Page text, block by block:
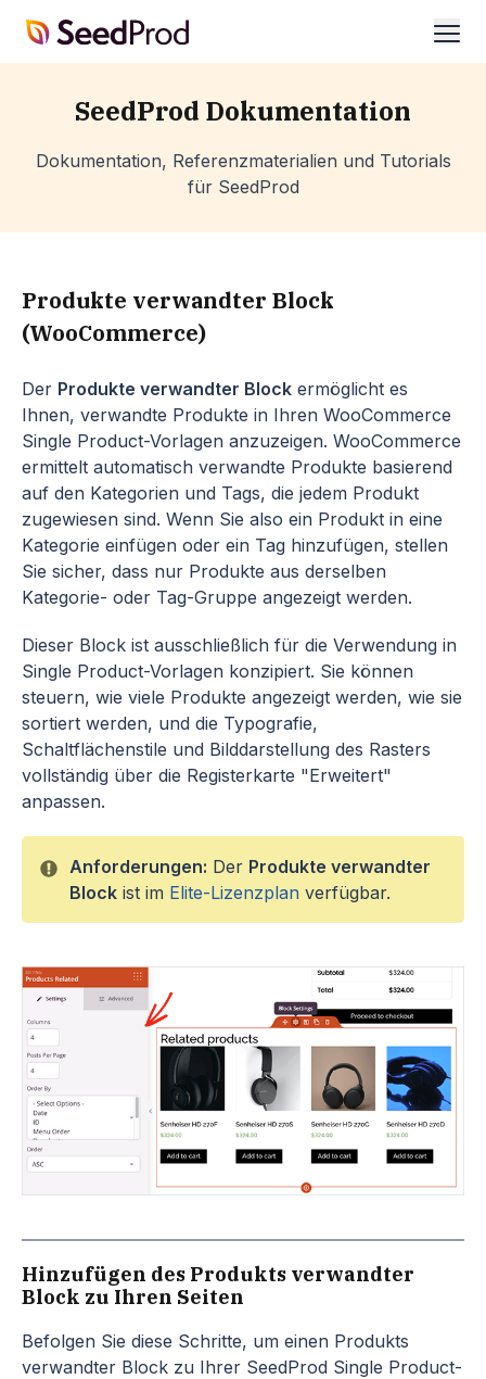
SeedProd
SeedProd Dokumentation
Dokumentation, Referenzmaterialien und Tutorials
für SeedProd
Produkte verwandter Block
(WooCommerce)
Der Produkte verwandter Block ermöglicht es
Ihnen, verwandte Produkte in Ihren WooCommerce
Single Product-Vorlagen anzuzeigen. WooCommerce
ermittelt automatisch verwandte Produkte basierend
auf den Kategorien und Tags, die jedem Produkt
zugewiesen sind. Wenn Sie also ein Produkt in eine
Kategorie einfügen oder ein Tag hinzufügen, stellen
Sie sicher, dass nur Produkte aus derselben
Kategorie- oder Tag-Gruppe angezeigt werden.
Dieser Block ist ausschließlich für die Verwendung in
Single Product-Vorlagen konzipiert. Sie können
steuern, wie viele Produkte angezeigt werden, wie sie
sortiert werden, und die Typografie,
Schaltflächenstile und Bilddarstellung des Rasters
vollständig über die Registerkarte "Erweitert"
anpassen.
Anforderungen: Der Produkte verwandter
Block ist im Elite-Lizenzplan verfügbar.
Hinzufügen des Produkts verwandter
Block zu Ihren Seiten
Befolgen Sie diese Schritte, um einen Produkts
verwandter Block zu Ihrer SeedProd Single Product-